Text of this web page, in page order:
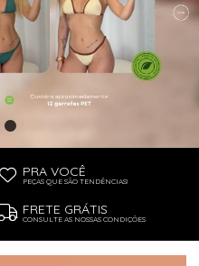
PRA VOCÊ
PEÇAS QUE SÃO TENDÊNCIAS!
FRETE GRÁTIS
CONSULTE AS NOSSAS CONDIÇÕES